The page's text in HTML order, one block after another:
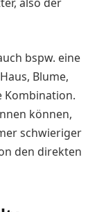
bspw. eine
Blume,
Kombination.
können,
schwieriger
den direkten